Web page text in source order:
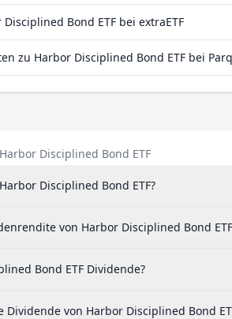
Bond ETF bei extraETF
zu Harbor Disciplined Bond ETF bei
Disciplined Bond ETF
Disciplined Bond ETF?
von Harbor Disciplined Bond
Bond ETF Dividende?
von Harbor Disciplined Bond